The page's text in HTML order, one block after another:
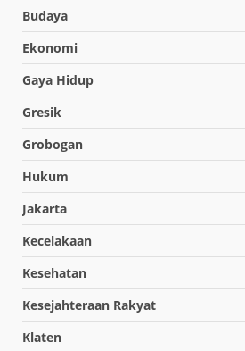
Budaya
Ekonomi
Gaya Hidup
Gresik
Grobogan
Hukum
Jakarta
Kecelakaan
Kesehatan
Kesejahteraan Rakyat
Klaten